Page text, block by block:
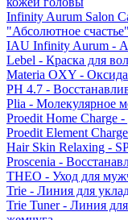
Infinity Aurum Salon
"Абсолютное счастье"
IAU Infinity Aurum -
Lebel - Краска для
Materia OXY -
PH 4.7 -
Plia - Молекулярное
Proedit Home Charge
Proedit Element
Hair Skin Relaxing -
Proscenia -
THEO - Уход для
Trie - Линия для
Trie Tuner - Линия